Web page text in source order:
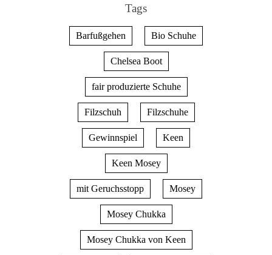
Tags
Barfußgehen Bio Schuhe
Chelsea Boot
fair produzierte Schuhe
Filzschuh Filzschuhe
Gewinnspiel Keen
Keen Mosey
mit Geruchsstopp Mosey
Mosey Chukka
Mosey Chukka von Keen